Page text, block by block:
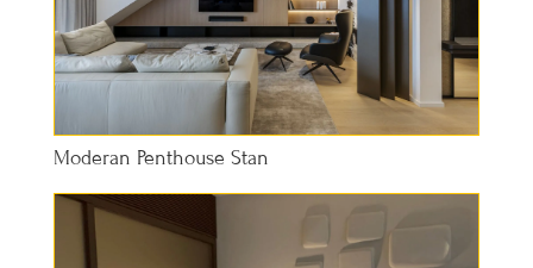
Moderan Penthouse Stan